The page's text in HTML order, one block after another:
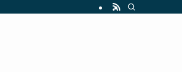
ています。実用的で効果的な英語学習方法（英会